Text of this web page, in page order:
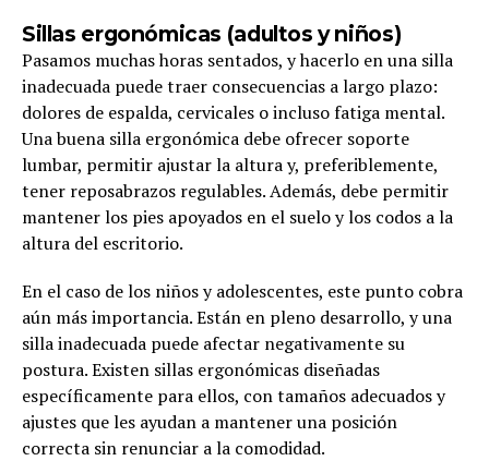
Sillas ergonómicas (adultos y niños)
Pasamos muchas horas sentados, y hacerlo en una silla
inadecuada puede traer consecuencias a largo plazo:
dolores de espalda, cervicales o incluso fatiga mental.
Una buena silla ergonómica debe ofrecer soporte
lumbar, permitir ajustar la altura y, preferiblemente,
tener reposabrazos regulables. Además, debe permitir
mantener los pies apoyados en el suelo y los codos a la
altura del escritorio.
En el caso de los niños y adolescentes, este punto cobra
aún más importancia. Están en pleno desarrollo, y una
silla inadecuada puede afectar negativamente su
postura. Existen sillas ergonómicas diseñadas
específicamente para ellos, con tamaños adecuados y
ajustes que les ayudan a mantener una posición
correcta sin renunciar a la comodidad.